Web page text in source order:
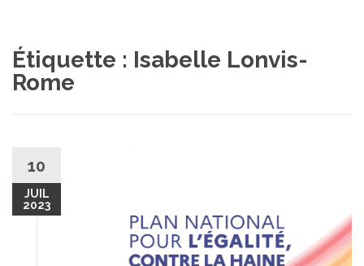
Étiquette : Isabelle Lonvis-
Rome
10
JUIL
2023